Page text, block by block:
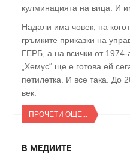
кулминацията на вица. И
Надали има човек, на
гръмките приказки на
ГЕРБ, а на всички от 1974-
„Хемус“ ще е готова ей
петилетка. И все така. До
век.
ПРОЧЕТИ ОЩЕ...
В МЕДИИТЕ